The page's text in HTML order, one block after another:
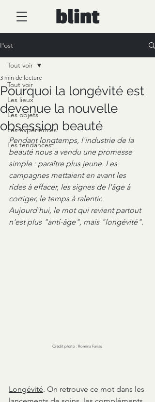
blint
Post
Tout voir
Les lieux
Les objets
Les expériences
Les tendances
Tout voir
Pourquoi la longévité est
devenue la nouvelle
obsession beauté
3 min de lecture
Pendant longtemps, l'industrie de la
beauté nous a vendu une promesse
simple : paraître plus jeune. Les
campagnes mettaient en avant les
rides à effacer, les signes de l'âge à
corriger, le temps à ralentir.
Aujourd'hui, le mot qui revient partout
n'est plus "anti-âge", mais "longévité".
Crédit photo : Romina Farias
Longévité. On retrouve ce mot dans les